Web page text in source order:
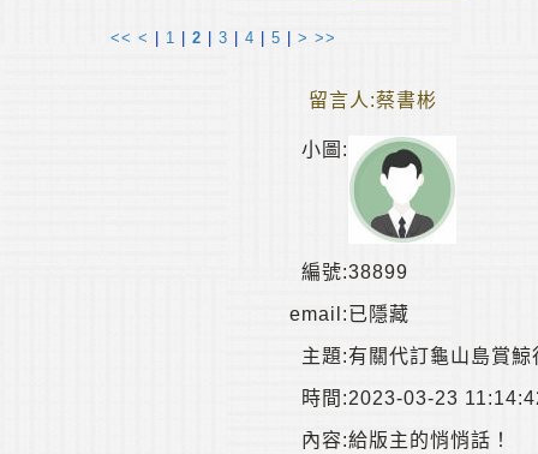
<< < 1 2 3 4 5 > >>
留言人:蔡書彬
小圖:
編號:38899
email:已隱藏
主題:有關代訂龜山島賞鯨
時間:2023-03-23
內容:給版主的悄悄話！